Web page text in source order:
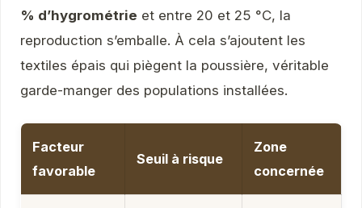
% d’hygrométrie et entre 20 et 25 °C, la
reproduction s’emballe. À cela s’ajoutent les
textiles épais qui piègent la poussière, véritable
garde-manger des populations installées.
Facteur
favorable
Seuil à risque
Zone
concernée